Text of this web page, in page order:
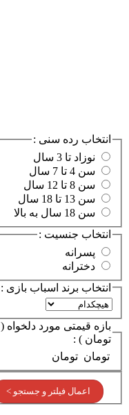
انتخاب رده سنی :
انتخاب جنسیت :
انتخاب برند اسباب بازی :
بازه قیمتی مورد دلخواه (
تومان ) :
تومان تومان
اعمال فیلتر و جستجو >